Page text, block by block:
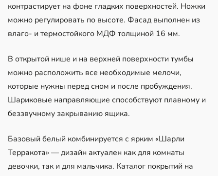
контрастирует на фоне гладких поверхностей. Ножки
можно регулировать по высоте. Фасад выполнен из
влаго- и термостойкого МДФ толщиной 16 мм.
В открытой нише и на верхней поверхности тумбы
можно расположить все необходимые мелочи,
которые нужны перед сном и после пробуждения.
Шариковые направляющие способствуют плавному и
беззвучному закрыванию ящика.
Базовый белый комбинируется с ярким «Шарли
Терракота» — дизайн актуален как для комнаты
девочки, так и для мальчика. Каталог покрытий на